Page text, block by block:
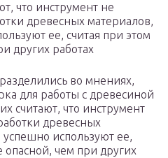
что инструмент не
древесных материалов,
ее, считая при этом
других работах
во мнениях,
для работы с древесиной
считают, что инструмент
древесных
используют ее,
опасной, чем при других